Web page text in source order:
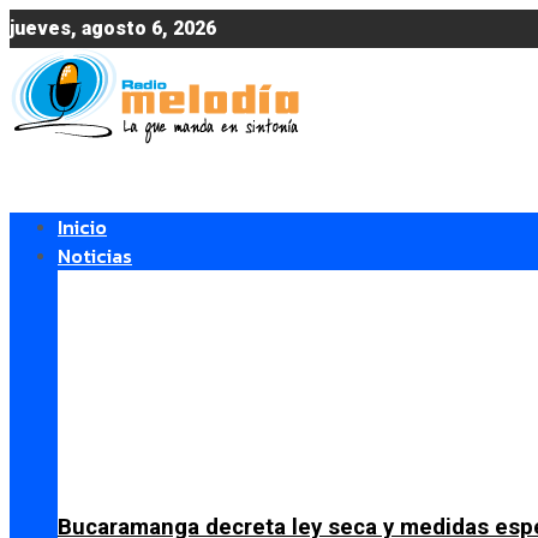
jueves, agosto 6, 2026
Inicio
Noticias
Bucaramanga decreta ley seca y medidas